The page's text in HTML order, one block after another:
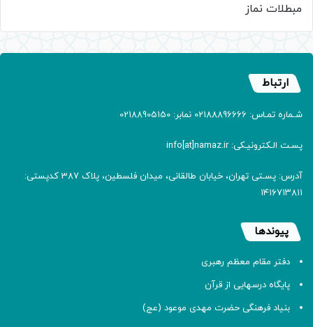
مبطلات نماز
ارتباط
شـماره تمـاس: 02188896666 نمابر: 02188905150
پسـت الـکترونیـکی: info[at]namaz.ir
آدرس: پسـتی تهران، خیابان طالقانی، میدان فلسطین، پلاک 387 کدپستی:
۱۴۱۶۷۱۳۸۱۱
پیوندها
دفتر مقام معظم رهبری
پایگاه درسهایی از قرآن
بنیاد فرهنگی حضرت مهدی موعود (عج)